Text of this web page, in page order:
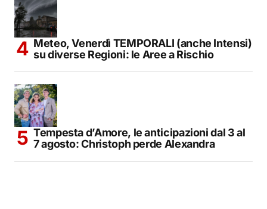
Meteo, Venerdì TEMPORALI (anche Intensi)
su diverse Regioni: le Aree a Rischio
Tempesta d’Amore, le anticipazioni dal 3 al
7 agosto: Christoph perde Alexandra